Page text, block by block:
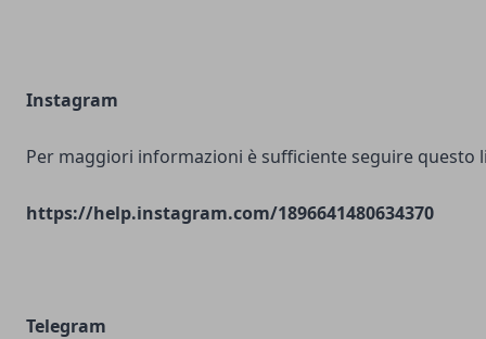
Instagram
Per maggiori informazioni è sufficiente seguire questo
https://help.instagram.com/1896641480634370
Telegram